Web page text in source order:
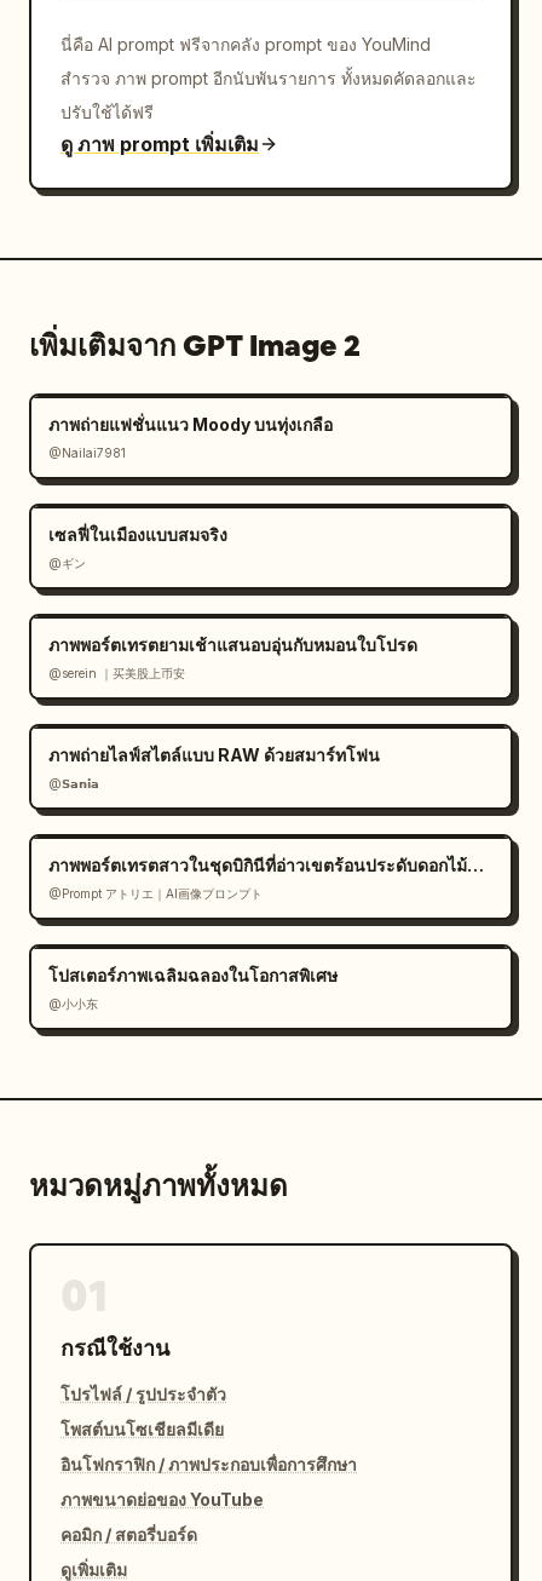
- ล้อมรอบด้วยสติกเกอร์ Chibi + ลายเส้นตกแต่ง +
ข้อความ
- จัดวางเลย์เอาต์ให้สมดุล สะอาดตา ไม่รกจนเกินไป
ภาพถ่ายสมจริง + สติกเกอร์ Chibi, สไตล์คาวาอี้, ไลฟ์
รองนุ่มนวล, รายละเอียดสูง, สไตล์ Instagram
ภาพสมุดภาพคุณภาพสูงที่ดูสวยงามพร้อมโพสต์ลงโซเชียลมี
บุคคลที่สมจริง + ตัวละคร Chibi สุดน่ารัก + ลายเส้น
ตกแต่งที่สวยงาม
[สิ่งที่ควรหลีกเลี่ยง]
- การแต่งภาพจนเกินจริงหรือใบหน้าผิดเพี้ยนจาก AI
- องค์ประกอบที่รกจนเกินไป
- การบังตัวละครหลัก
นี่คือ AI prompt ฟรีจากคลัง prompt ของ YouMind
สำรวจ ภาพ prompt อีกนับพันรายการ ทั้งหมดคัดลอกและ
ปรับใช้ได้ฟรี
ดู ภาพ prompt เพิ่มเติม
เพิ่มเติมจาก GPT Image 2
ภาพถ่ายแฟชั่นแนว Moody บนทุ่งเกลือ
@Nailai7981
เซลฟี่ในเมืองแบบสมจริง
@ギン
ภาพพอร์ตเทรตยามเช้าแสนอบอุ่นกับหมอนใบโปรด
@serein ｜买美股上币安
ภาพถ่ายไลฟ์สไตล์แบบ RAW ด้วยสมาร์ทโฟน
@𝗦𝗮𝗻𝗶𝗮
ภาพพอร์ตเทรตสาวในชุดบิกินีที่อ่าวเขตร้อนประดับดอกไม้สีขาว
@Prompt アトリエ｜AI画像プロンプト
โปสเตอร์ภาพเฉลิมฉลองในโอกาสพิเศษ
@小小东
หมวดหมู่ภาพทั้งหมด
กรณีใช้งาน
โปรไฟล์ / รูปประจำตัว
โพสต์บนโซเชียลมีเดีย
อินโฟกราฟิก / ภาพประกอบเพื่อการศึกษา
ภาพขนาดย่อของ YouTube
คอมิก / สตอรี่บอร์ด
ดูเพิ่มเติม